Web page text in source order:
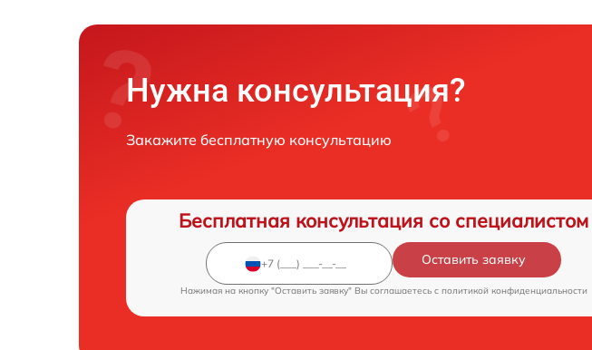
Нужна консультация?
Закажите бесплатную консультацию
Бесплатная консультация со специалистом
Оставить заявку
Нажимая на кнопку "Оставить заявку" Вы соглашаетесь c политикой конфиденциальности